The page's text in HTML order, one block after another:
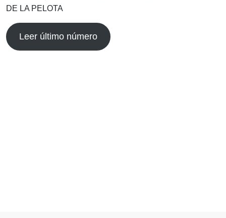
DE LA PELOTA
Leer último número